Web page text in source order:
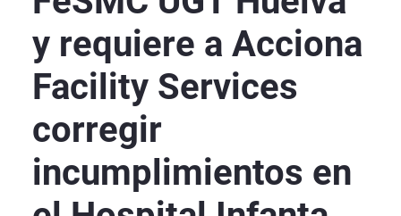
y requiere a Acciona
Facility Services
corregir
incumplimientos en